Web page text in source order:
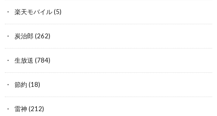
楽天モバイル(5)
炭治郎 (262)
生放送 (784)
節約 (18)
雷神 (212)